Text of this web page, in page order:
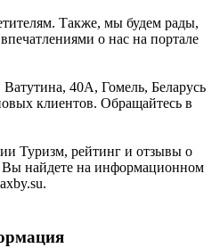
Также, мы будем рады,
о нас на портале
40А, Гомель, Беларусь
клиентов. Обращайтесь в
Туризм, рейтинг и отзывы о
найдете на информационном